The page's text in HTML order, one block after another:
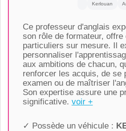
Kerlouan
Ce professeur d'anglais
son rôle de formateur, offre
particuliers sur mesure. Il
personnaliser
aux ambitions de chacun,
renforcer les acquis, de se
examen ou de maîtriser
Son expertise assure une
significative. voir +
✓ Possède un véhicule :